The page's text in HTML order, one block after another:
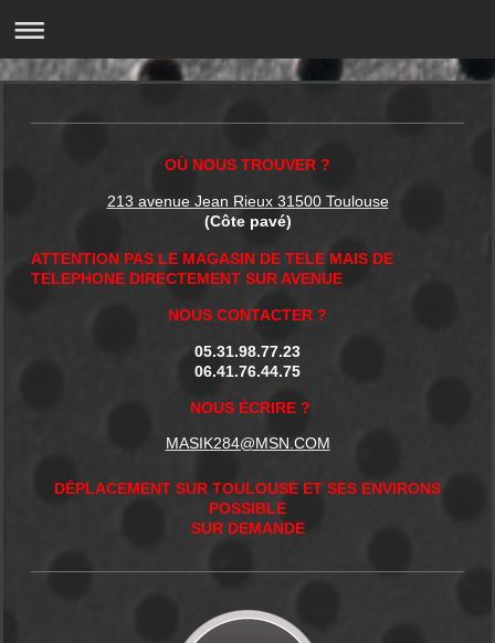
OÙ NOUS TROUVER ?
213 avenue Jean Rieux 31500 Toulouse
(Côte pavé)
ATTENTION PAS LE MAGASIN DE TELE MAIS DE
TELEPHONE DIRECTEMENT SUR AVENUE
NOUS CONTACTER ?
05.31.98.77.23
06.41.76.44.75
NOUS ÉCRIRE ?
MASIK284@MSN.COM
DÉPLACEMENT SUR TOULOUSE ET SES ENVIRONS
POSSIBLE
SUR DEMANDE